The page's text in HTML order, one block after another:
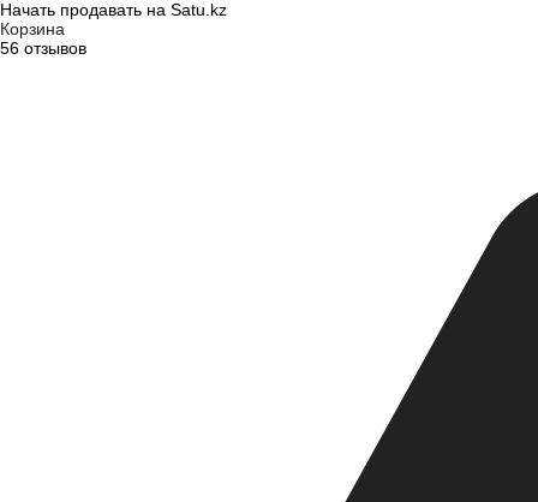
Начать продавать на Satu.kz
Корзина
56 отзывов